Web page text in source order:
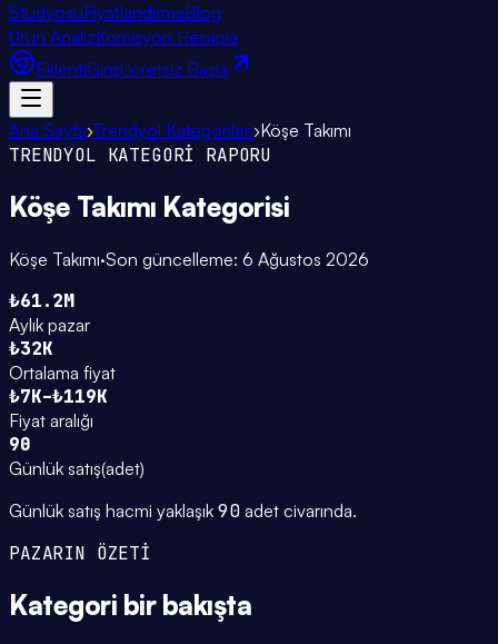
StüdyosuFiyatlandırmaBlog
Ürün AnalizKomisyon Hesapla
EklentiGirişÜcretsiz Başla
Ana Sayfa›Trendyol Kategorileri›Köşe Takımı
TRENDYOL KATEGORİ RAPORU
Köşe Takımı Kategorisi
Köşe Takımı·Son güncelleme: 6 Ağustos 2026
₺61.2M
Aylık pazar
₺32K
Ortalama fiyat
₺7K–₺119K
Fiyat aralığı
90
Günlük satış(adet)
Günlük satış hacmi yaklaşık 90adet civarında.
PAZARIN ÖZETİ
Kategori bir bakışta